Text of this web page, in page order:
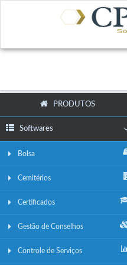
PRODUTOS
Softwares
Bolsa
Cemitérios
Certificados
Gestão de Conselhos
Controle de Serviços